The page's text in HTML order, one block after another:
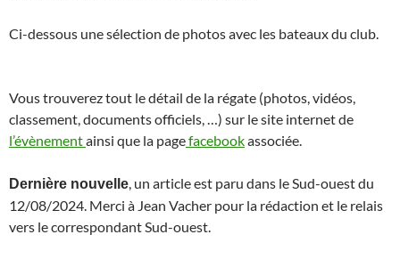
Ci-dessous une sélection de photos avec les bateaux du club.
Vous trouverez tout le détail de la régate (photos, vidéos,
classement, documents officiels, …) sur le site internet de
l’évènementainsi que la pagefacebookassociée.
Dernière nouvelle , un article est paru dans le Sud-ouest du
12/08/2024. Merci à Jean Vacher pour la rédaction et le relais
vers le correspondant Sud-ouest.